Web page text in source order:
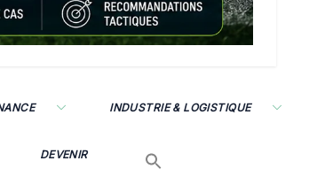
INDUSTRIE & LOGISTIQUE
DEVENIR